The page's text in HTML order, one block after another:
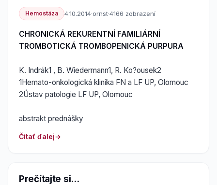
Hemostáza 4.10.2014·ornst·4166 zobrazení
CHRONICKÁ REKURENTNÍ FAMILIÁRNÍ
TROMBOTICKÁ TROMBOPENICKÁ PURPURA
K. Indrák1 , B. Wiedermann1, R. Ko?ousek2
1Hemato-onkologická klinika FN a LF UP, Olomouc
2Ústav patologie LF UP, Olomouc
abstrakt prednášky
Čítať ďalej
Prečítajte si...